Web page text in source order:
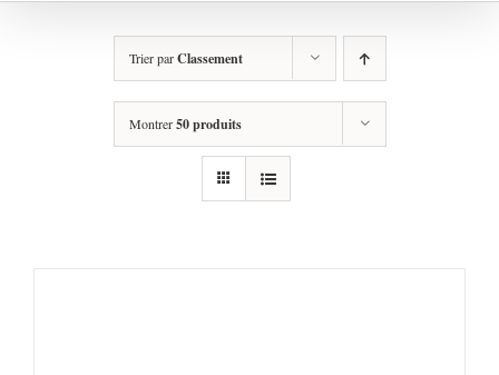
Trier parClassement
Montrer50 produits